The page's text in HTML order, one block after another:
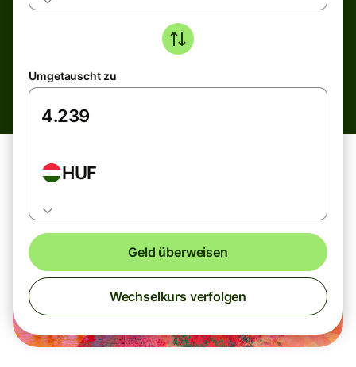
Umgetauscht zu
HUF
Geld überweisen
Wechselkurs verfolgen